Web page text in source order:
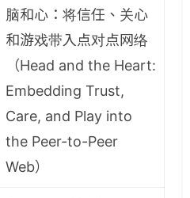
脑和心：将信任、关心
和游戏带入点对点网络
（Head and the Heart:
Embedding Trust,
Care, and Play into
the Peer-to-Peer
Web）